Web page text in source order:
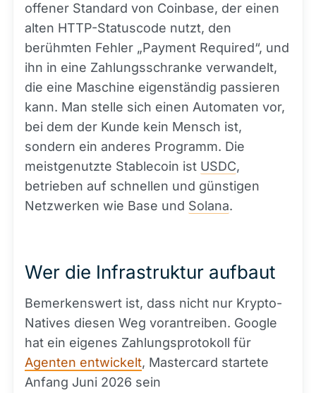
offener Standard von Coinbase, der einen
alten HTTP-Statuscode nutzt, den
berühmten Fehler „Payment Required“, und
ihn in eine Zahlungsschranke verwandelt,
die eine Maschine eigenständig passieren
kann. Man stelle sich einen Automaten vor,
bei dem der Kunde kein Mensch ist,
sondern ein anderes Programm. Die
meistgenutzte Stablecoin ist USDC,
betrieben auf schnellen und günstigen
Netzwerken wie Base und Solana.
Wer die Infrastruktur aufbaut
Bemerkenswert ist, dass nicht nur Krypto-
Natives diesen Weg vorantreiben. Google
hat ein eigenes Zahlungsprotokoll für
Agenten entwickelt, Mastercard startete
Anfang Juni 2026 sein